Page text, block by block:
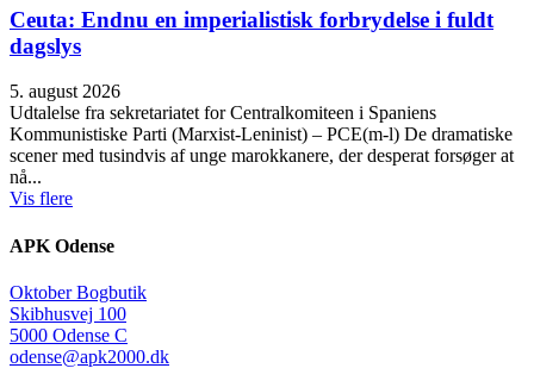
Ceuta: Endnu en imperialistisk forbrydelse i fuldt
dagslys
5. august 2026
Udtalelse fra sekretariatet for Centralkomiteen i Spaniens
Kommunistiske Parti (Marxist-Leninist) – PCE(m-l) De dramatiske
scener med tusindvis af unge marokkanere, der desperat forsøger at
nå...
Vis flere
APK Odense
Oktober Bogbutik
Skibhusvej 100
5000 Odense C
odense@apk2000.dk